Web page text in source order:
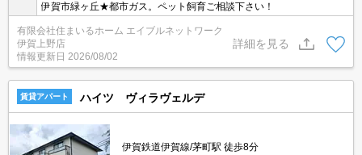
伊賀市緑ヶ丘★都市ガス。ペット飼育ご相談下さい！
有限会社住まいるホーム エイブルネットワーク
伊賀上野店
情報更新日 2026/08/02
詳細を見る
賃貸アパート ハイツ ヴィラヴェルデ
伊賀鉄道伊賀線/茅町駅 徒歩8分